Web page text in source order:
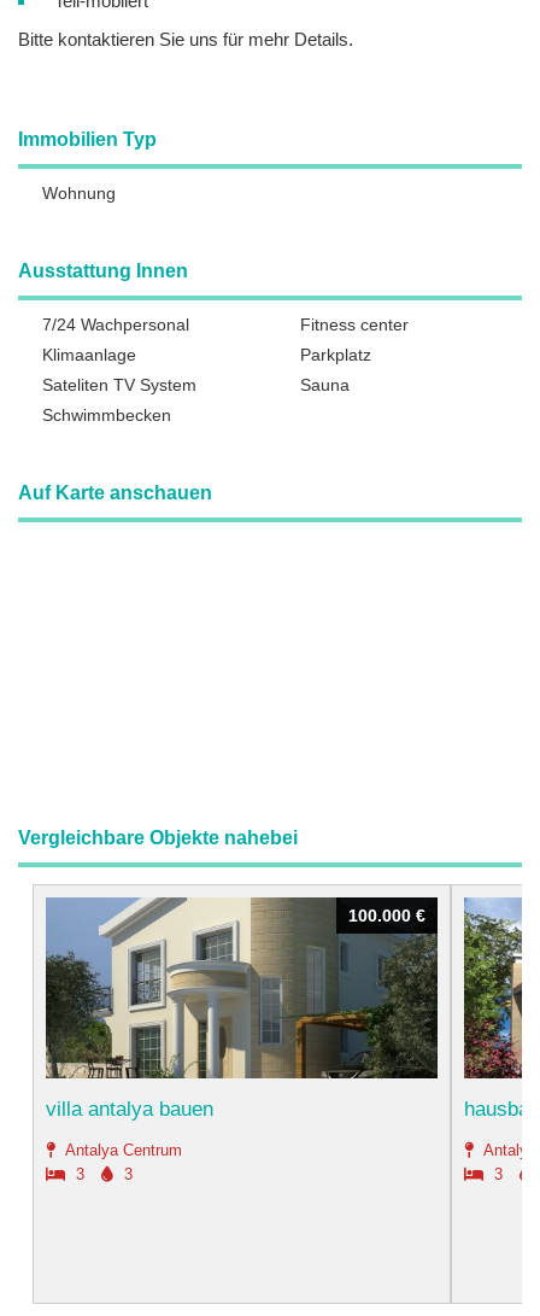
Bitte kontaktieren Sie uns für mehr Details.
Immobilien Typ
Wohnung
Ausstattung Innen
7/24 Wachpersonal
Fitness center
Klimaanlage
Parkplatz
Sateliten TV System
Sauna
Schwimmbecken
Auf Karte anschauen
Vergleichbare Objekte nahebei
villa antalya bauen
Antalya Centrum
3
3
100.000 €
100.000 €
Antalya
3